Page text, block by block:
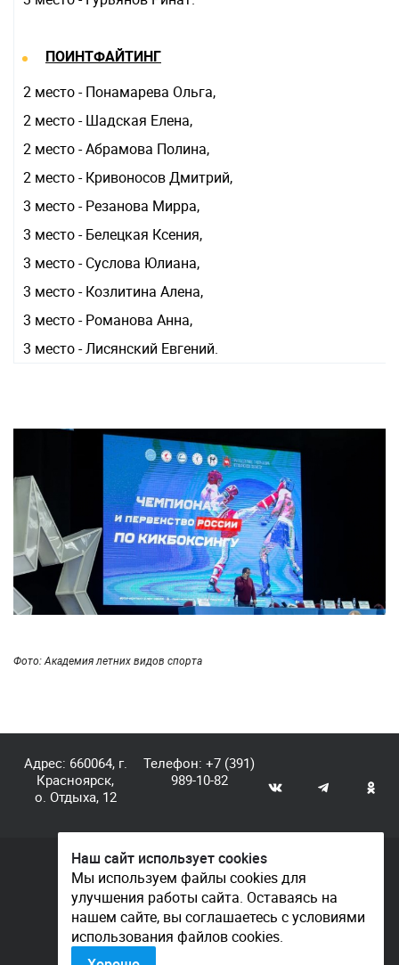
ПОИНТФАЙТИНГ
2 место - Понамарева Ольга,
2 место - Шадская Елена,
2 место - Абрамова Полина,
2 место - Кривоносов Дмитрий,
3 место - Резанова Мирра,
3 место - Белецкая Ксения,
3 место - Суслова Юлиана,
3 место - Козлитина Алена,
3 место - Романова Анна,
3 место - Лисянский Евгений.
Фото: Академия летних видов спорта
Адрес: 660064, г.
Красноярск,
о. Отдыха, 12
Телефон:+7 (391)
989-10-82
© КГАУ «Центр спортивной подготовки», 2026
Документы
Политика конфиденциальности
Контакты
Наш сайт использует cookies
Мы используем файлы cookies для
улучшения работы сайта. Оставаясь на
нашем сайте, вы соглашаетесь с условиями
использования файлов cookies.